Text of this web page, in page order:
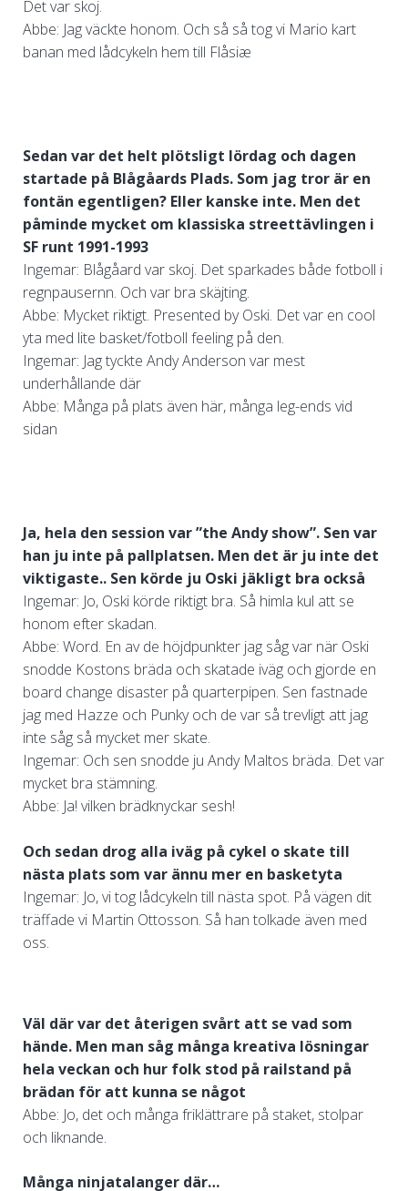
Det var skoj.
Abbe: Jag väckte honom. Och så så tog vi Mario kart
banan med lådcykeln hem till Flåsiæ
Sedan var det helt plötsligt lördag och dagen
startade på Blågåards Plads. Som jag tror är en
fontän egentligen? Eller kanske inte. Men det
påminde mycket om klassiska streettävlingen i
SF runt 1991-1993
Ingemar: Blågåard var skoj. Det sparkades både fotboll i
regnpausernn. Och var bra skäjting.
Abbe: Mycket riktigt. Presented by Oski. Det var en cool
yta med lite basket/fotboll feeling på den.
Ingemar: Jag tyckte Andy Anderson var mest
underhållande där
Abbe: Många på plats även här, många leg-ends vid
sidan
Ja, hela den session var ”the Andy show”. Sen var
han ju inte på pallplatsen. Men det är ju inte det
viktigaste.. Sen körde ju Oski jäkligt bra också
Ingemar: Jo, Oski körde riktigt bra. Så himla kul att se
honom efter skadan.
Abbe: Word. En av de höjdpunkter jag såg var när Oski
snodde Kostons bräda och skatade iväg och gjorde en
board change disaster på quarterpipen. Sen fastnade
jag med Hazze och Punky och de var så trevligt att jag
inte såg så mycket mer skate.
Ingemar: Och sen snodde ju Andy Maltos bräda. Det var
mycket bra stämning.
Abbe: Ja! vilken brädknyckar sesh!
Och sedan drog alla iväg på cykel o skate till
nästa plats som var ännu mer en basketyta
Ingemar: Jo, vi tog lådcykeln till nästa spot. På vägen dit
träffade vi Martin Ottosson. Så han tolkade även med
oss.
Väl där var det återigen svårt att se vad som
hände. Men man såg många kreativa lösningar
hela veckan och hur folk stod på railstand på
brädan för att kunna se något
Abbe: Jo, det och många friklättrare på staket, stolpar
och liknande.
Många ninjatalanger där…